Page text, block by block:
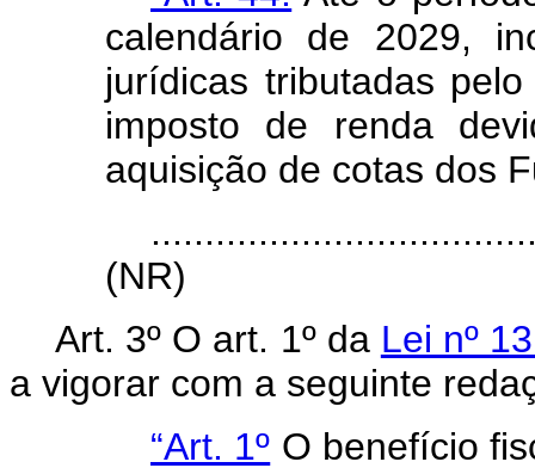
calendário de 2029,
jurídicas tributadas
imposto de renda
aquisição de cotas dos
(NR)
Art. 3º O art. 1º da Lei nº
a vigorar com a seguinte
“Art. 1º O benefício